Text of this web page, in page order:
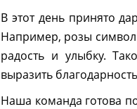
В этот день принято
Например, розы
радость и улыбку.
выразить
Наша команда готова